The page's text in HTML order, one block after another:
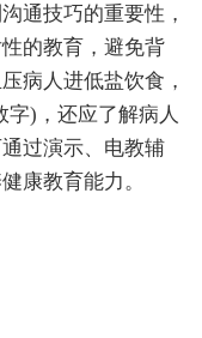
通技巧的重要性，
的教育，避免背
病人进低盐饮食，
)，还应了解病人
过演示、电教辅
康教育能力。